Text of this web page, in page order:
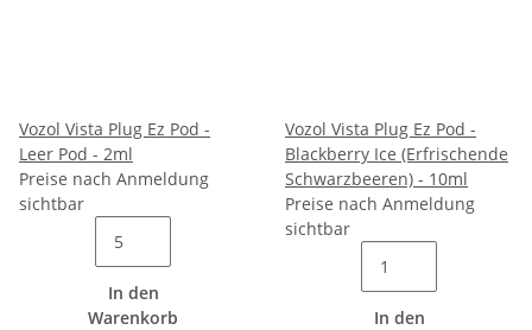
Vozol Vista Plug Ez Pod -
Leer Pod - 2ml
Preise nach Anmeldung
sichtbar
In den
Warenkorb
Vozol Vista Plug Ez Pod -
Blackberry Ice (Erfrischende
Schwarzbeeren) - 10ml
Preise nach Anmeldung
sichtbar
In den